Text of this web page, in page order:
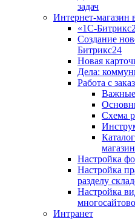
задач
Интернет-магазин
«1С-
Создание
Битрикс24
Новая
Дела:
Работа с
Схема
Настройка
Настройка
разделу
Настройка
Интранет